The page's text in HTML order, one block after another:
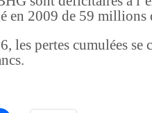
en 2009 de 59 millions
les pertes cumulées